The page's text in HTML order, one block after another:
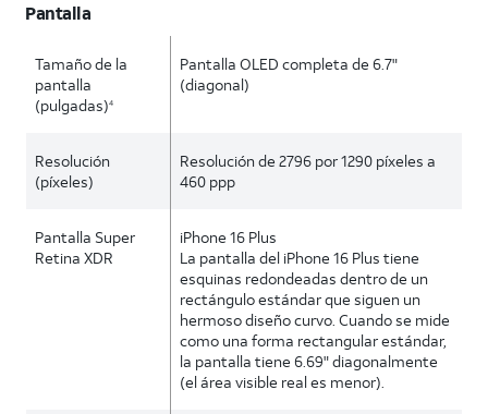
Pantalla
Tamaño de la
pantalla
(pulgadas)4
Pantalla OLED completa de 6.7"
(diagonal)
Resolución
(píxeles)
Resolución de 2796 por 1290 píxeles a
460 ppp
Pantalla Super
Retina XDR
iPhone 16 Plus
La pantalla del iPhone 16 Plus tiene
esquinas redondeadas dentro de un
rectángulo estándar que siguen un
hermoso diseño curvo. Cuando se mide
como una forma rectangular estándar,
la pantalla tiene 6.69" diagonalmente
(el área visible real es menor).